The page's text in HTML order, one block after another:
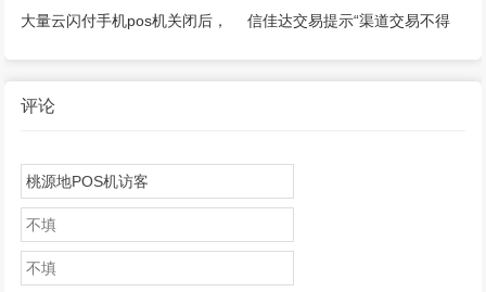
pos机推荐！
能用！
大量云闪付手机pos机关闭后，
信佳达交易提示“渠道交易不得
评论